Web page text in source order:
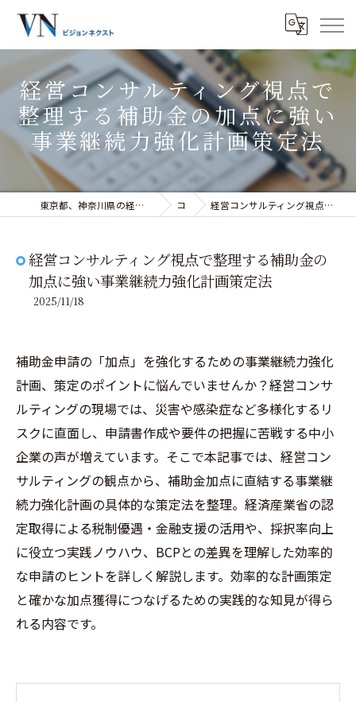
経営コンサルティング視点で
整理する補助金の加点に強い
事業継続力強化計画策定法
東京都、神奈川県の経営コンサルティングなら株式会社ビジョンネクスト コラム 経営コンサルティング視点で整理する補助金の加点に強い事業継続力強化計画策定法
経営コンサルティング視点で整理する補助金の
加点に強い事業継続力強化計画策定法
2025/11/18
補助金申請の「加点」を強化するための事業継続力強化
計画、策定のポイントに悩んでいませんか？経営コンサ
ルティングの現場では、災害や感染症など多様化するリ
スクに直面し、申請書作成や要件の把握に苦戦する中小
企業の声が増えています。そこで本記事では、経営コン
サルティングの観点から、補助金加点に直結する事業継
続力強化計画の具体的な策定法を整理。経済産業省の認
定取得による税制優遇・金融支援の活用や、採択率向上
に役立つ実践ノウハウ、BCPとの差異を理解した効率的
な申請のヒントを詳しく解説します。効率的な計画策定
と確かな加点獲得につなげるための実践的な知見が得ら
れる内容です。